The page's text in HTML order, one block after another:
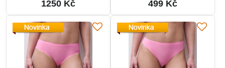
1250 Kč 499 Kč